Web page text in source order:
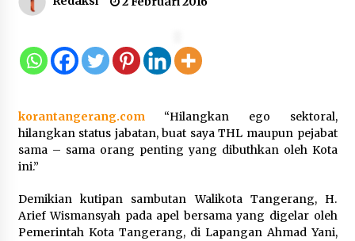
Pendirian Perseroan Perorangan
bagi Pelaku Usaha di Maluku Utara
Wagub Malut Apresiasi
Cipta Musik Kini Rp0
9 Agustus 2026
korantangerang.com“Hilangkan ego sektoral,
hilangkan status jabatan, buat saya THL maupun pejabat
sama – sama orang penting yang dibuthkan oleh Kota
ini.”
Demikian kutipan sambutan Walikota Tangerang, H.
Arief Wismansyah pada apel bersama yang digelar oleh
Pemerintah Kota Tangerang, di Lapangan Ahmad Yani,